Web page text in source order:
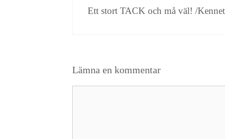
Ett stort TACK och må väl! /
Lämna en kommentar